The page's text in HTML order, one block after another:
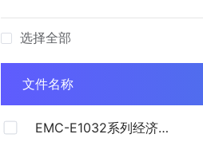
选择全部
文件名称
EMC-E1032系列经济型